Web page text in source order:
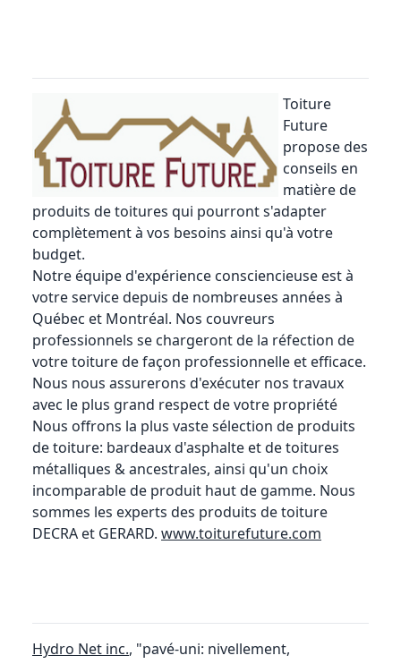
Toiture
Future
propose des
conseils en
matière de
produits de toitures qui pourront s'adapter
complètement à vos besoins ainsi qu'à votre
budget.
Notre équipe d'expérience consciencieuse est à
votre service depuis de nombreuses années à
Québec et Montréal. Nos couvreurs
professionnels se chargeront de la réfection de
votre toiture de façon professionnelle et efficace.
Nous nous assurerons d'exécuter nos travaux
avec le plus grand respect de votre propriété
Nous offrons la plus vaste sélection de produits
de toiture: bardeaux d'asphalte et de toitures
métalliques & ancestrales, ainsi qu'un choix
incomparable de produit haut de gamme. Nous
sommes les experts des produits de toiture
DECRA et GERARD. www.toiturefuture.com
Hydro Net inc., "pavé-uni: nivellement,